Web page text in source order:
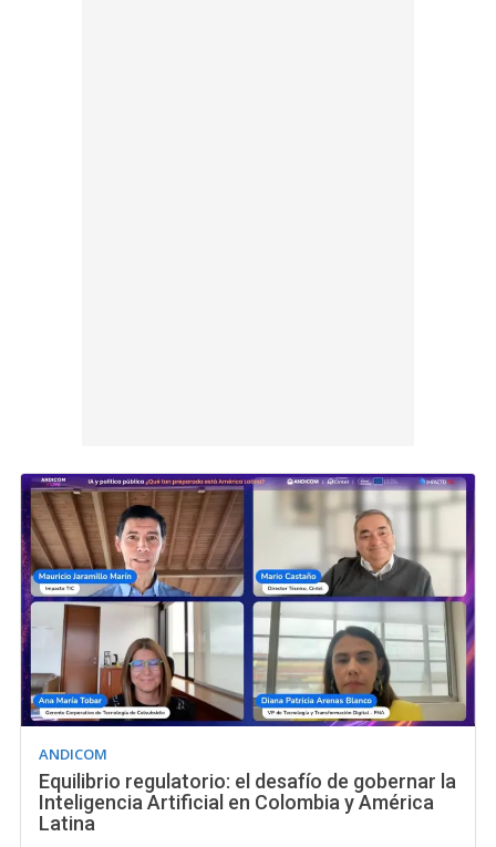
ANDICOM
Equilibrio regulatorio: el desafío de gobernar la
Inteligencia Artificial en Colombia y América
Latina